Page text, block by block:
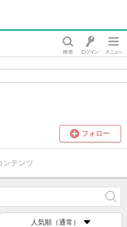
フォロー
ンテンツ
人気順（通常）